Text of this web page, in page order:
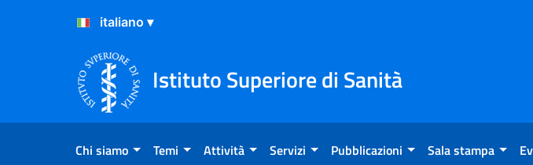
Salta al Contenuto
Salta al Footer
Istituto Superiore di Sanità
Chi siamo Temi Attività Servizi Pubblicazioni Sala stampa